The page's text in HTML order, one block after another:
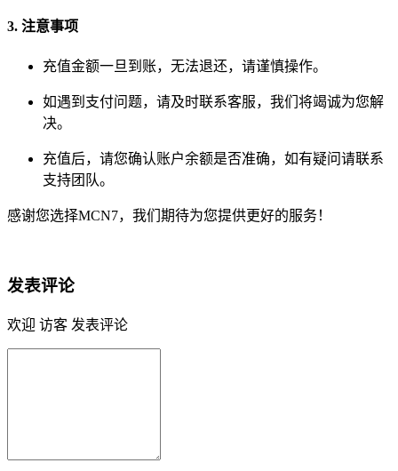
3. 注意事项
充值金额一旦到账，无法退还，请谨慎操作。
如遇到支付问题，请及时联系客服，我们将竭诚为您解
决。
充值后，请您确认账户余额是否准确，如有疑问请联系
支持团队。
感谢您选择MCN7，我们期待为您提供更好的服务！
发表评论
欢迎 访客 发表评论